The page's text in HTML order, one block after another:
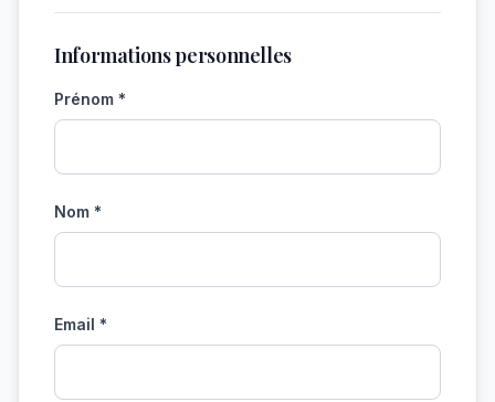
Informations personnelles
Prénom *
Nom *
Email *